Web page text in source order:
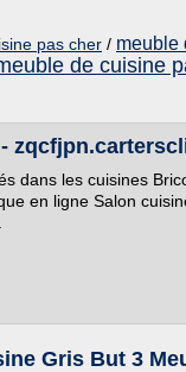
pas cher / meuble
de cuisine
dans les cuisines
en ligne Salon
Gris But 3